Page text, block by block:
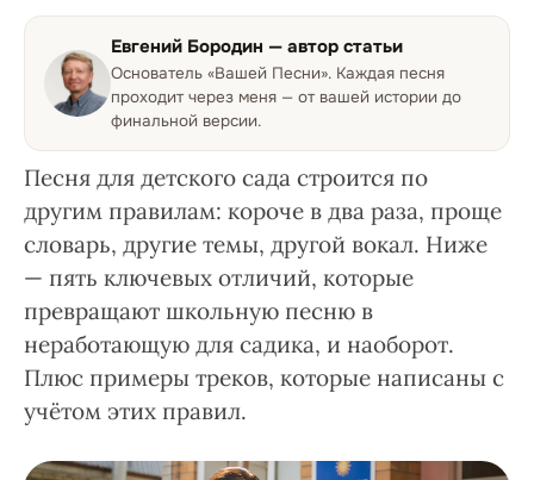
Евгений Бородин — автор статьи
Основатель «Вашей Песни». Каждая песня
проходит через меня — от вашей истории до
финальной версии.
Песня для детского сада строится по
другим правилам: короче в два раза, проще
словарь, другие темы, другой вокал. Ниже
— пять ключевых отличий, которые
превращают школьную песню в
неработающую для садика, и наоборот.
Плюс примеры треков, которые написаны с
учётом этих правил.